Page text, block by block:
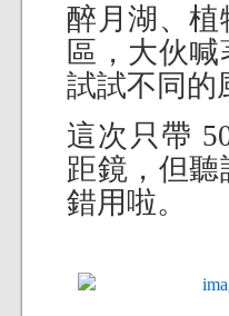
醉月湖、植
區，大伙
試試不同的
這次只帶
距鏡，但
錯用啦。